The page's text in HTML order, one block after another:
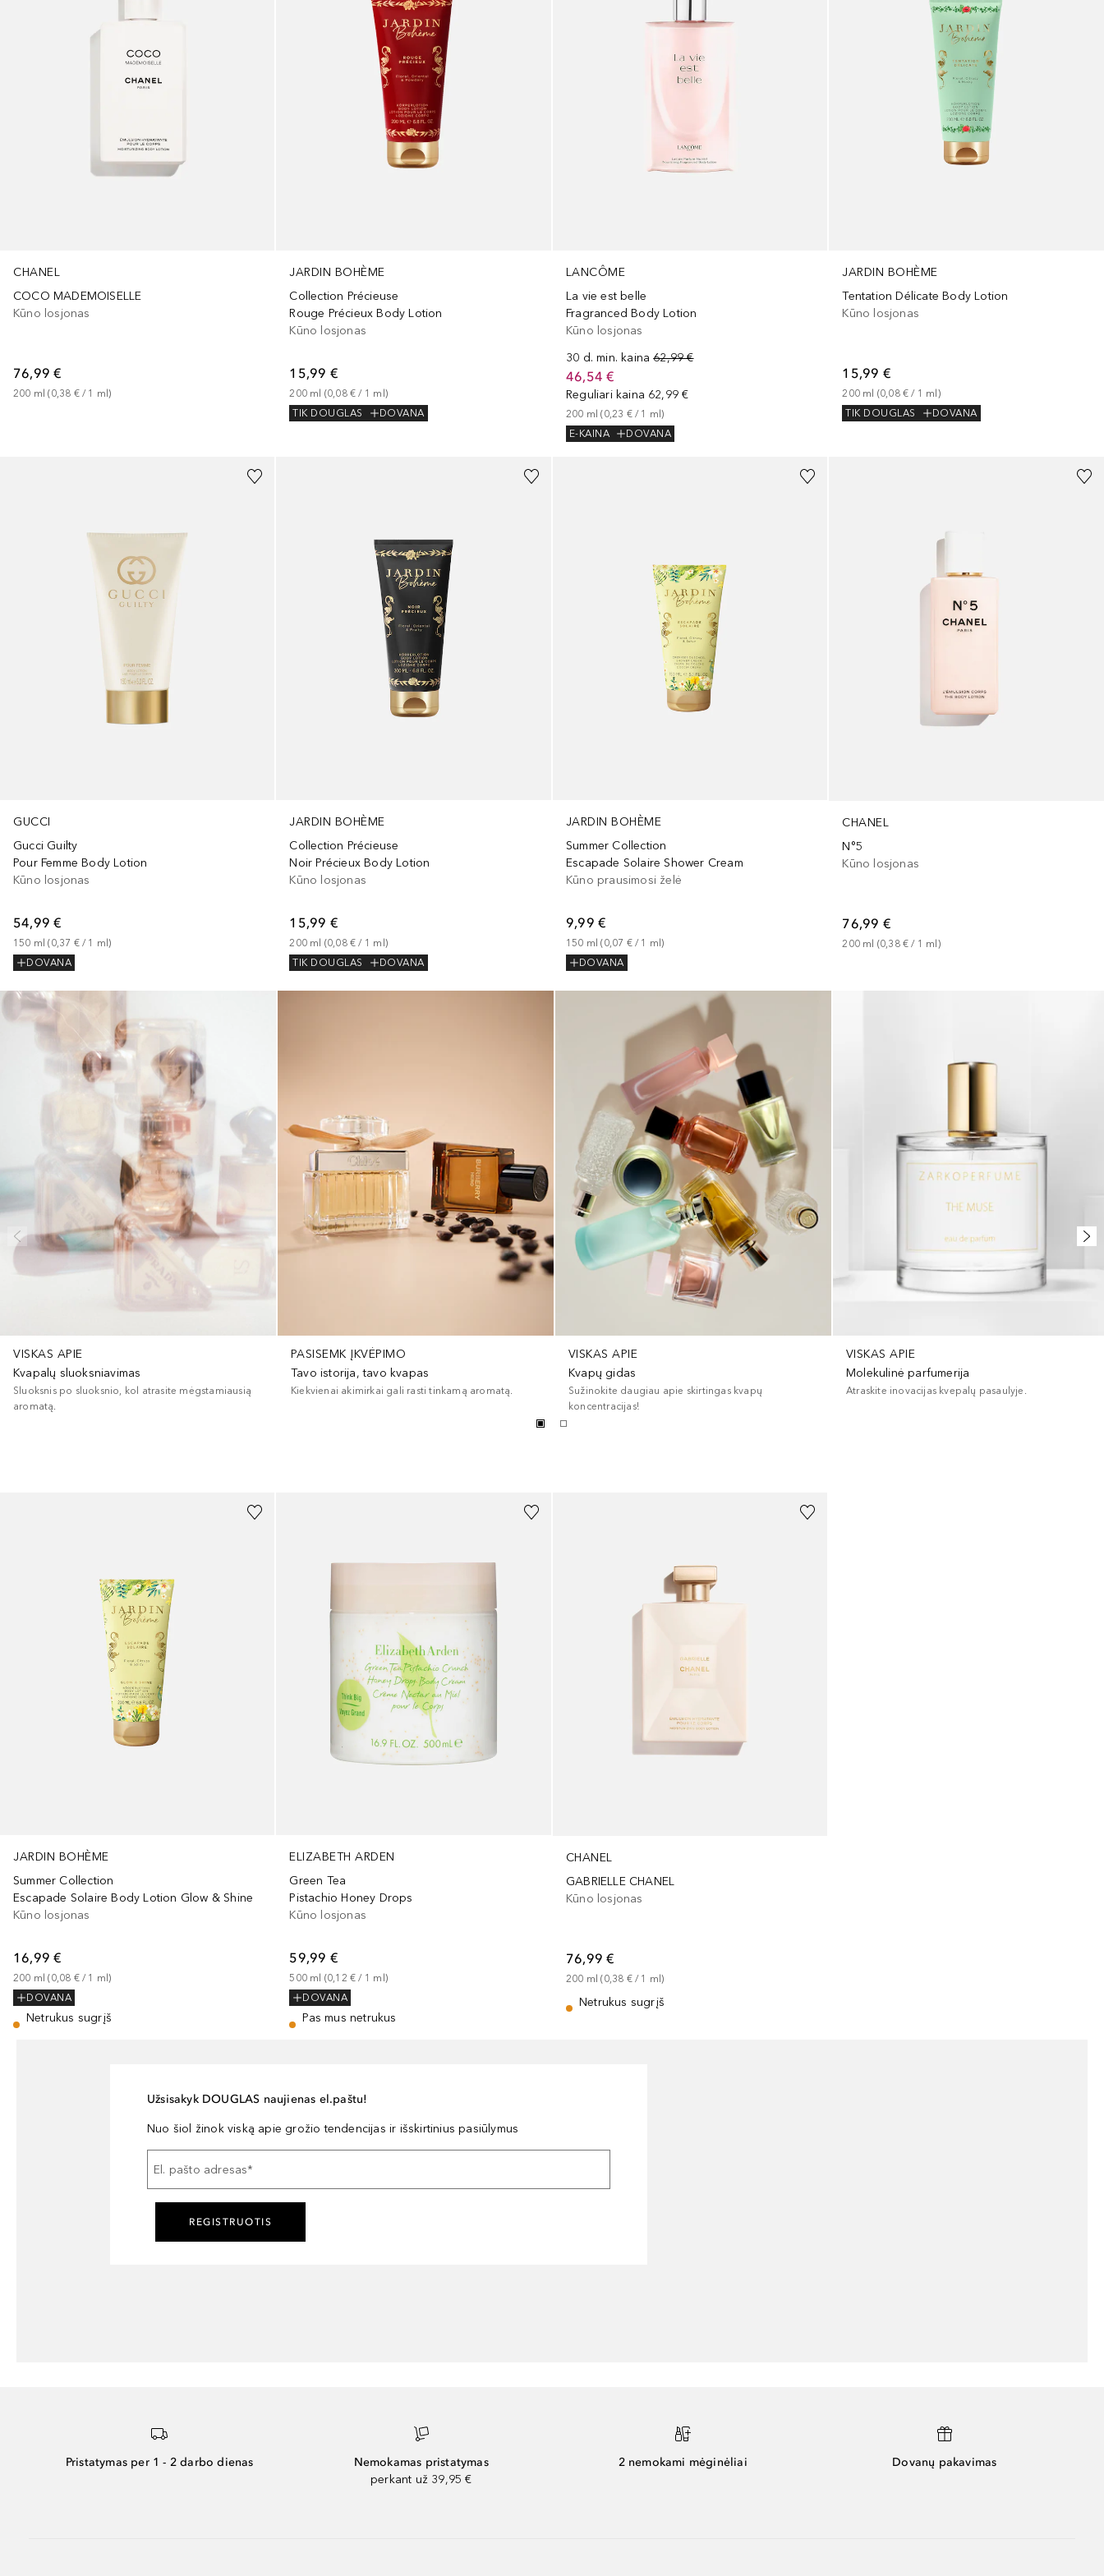
CHANEL
COCO MADEMOISELLE
Kūno losjonas
76,99 €
200 ml (0,38 € / 1 ml)
JARDIN BOHÈME
Collection Précieuse
Rouge Précieux Body Lotion
Kūno losjonas
15,99 €
200 ml (0,08 € / 1 ml)
TIK DOUGLAS
DOVANA
LANCÔME
La vie est belle
Fragranced Body Lotion
Kūno losjonas
30 d. min. kaina 62,99 €
46,54 €
Reguliari kaina 62,99 €
200 ml (0,23 € / 1 ml)
E-KAINA
DOVANA
JARDIN BOHÈME
Tentation Délicate Body Lotion
Kūno losjonas
15,99 €
200 ml (0,08 € / 1 ml)
TIK DOUGLAS
DOVANA
GUCCI
Gucci Guilty
Pour Femme Body Lotion
Kūno losjonas
54,99 €
150 ml (0,37 € / 1 ml)
DOVANA
JARDIN BOHÈME
Collection Précieuse
Noir Précieux Body Lotion
Kūno losjonas
15,99 €
200 ml (0,08 € / 1 ml )
TIK DOUGLAS
DOVANA
JARDIN BOHÈME
Summer Collection
Escapade Solaire Shower Cream
Kūno prausimosi želė
9,99 €
150 ml (0,07 € / 1 ml)
DOVANA
CHANEL
N°5
Kūno losjonas
76,99 €
200 ml (0,38 € / 1 ml)
Praleisti slankiklį
VISKAS APIE
Kvapalų sluoksniavimas
Sluoksnis po sluoksnio, kol atrasite mėgstamiausią
aromatą.
PASISEMK ĮKVĖPIMO
Tavo istorija, tavo kvapas
Kiekvienai akimirkai gali rasti tinkamą aromatą.
VISKAS APIE
Kvapų gidas
Sužinokite daugiau apie skirtingas kvapų
koncentracijas!
VISKAS APIE
Molekulinė parfumerija
Atraskite inovacijas kvepalų pasaulyje.
JARDIN BOHÈME
Summer Collection
Escapade Solaire Body Lotion Glow & Shine
Kūno losjonas
16,99 €
200 ml (0,08 € / 1 ml)
DOVANA
Netrukus sugrįš
ELIZABETH ARDEN
Green Tea
Pistachio Honey Drops
Kūno losjonas
59,99 €
500 ml (0,12 € / 1 ml )
DOVANA
Pas mus netrukus
CHANEL
GABRIELLE CHANEL
Kūno losjonas
76,99 €
200 ml (0,38 € / 1 ml)
Netrukus sugrįš
Užsisakyk DOUGLAS naujienas el.paštu!
Nuo šiol žinok viską apie grožio tendencijas ir išskirtinius pasiūlymus
El. pašto adresas*
REGISTRUOTIS
Pristatymas per 1 - 2 darbo dienas
Nemokamas pristatymas
perkant už 39,95 €
2 nemokami mėginėliai Dovanų pakavimas